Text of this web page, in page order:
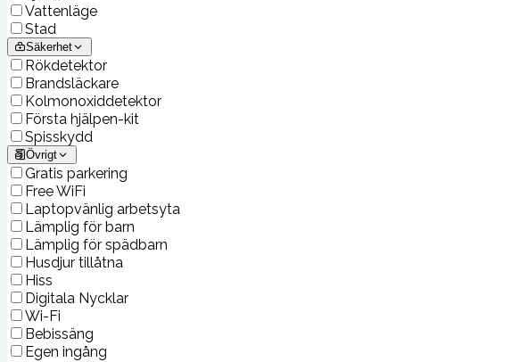
Vattenläge
Stad
Säkerhet
Rökdetektor
Brandsläckare
Kolmonoxiddetektor
Första hjälpen-kit
Spisskydd
Övrigt
Gratis parkering
Free WiFi
Laptopvänlig arbetsyta
Lämplig för barn
Lämplig för spädbarn
Husdjur tillåtna
Hiss
Digitala Nycklar
Wi-Fi
Bebissäng
Egen ingång